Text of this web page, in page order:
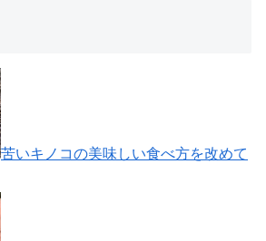
苦いキノコの美味しい食べ方を改めて